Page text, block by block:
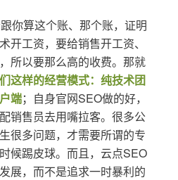
你算这个账、那个账，证明
开工资，要给销售开工资、
所以要那么高的收费。那就
这样的经营模式：纯技术团
端；自身官网SEO做的好，
销售员去用嘴拉客。很多公
很多问题，才需要所谓的专
候踢皮球。而且，云点SEO
展，而不是追求一时暴利的